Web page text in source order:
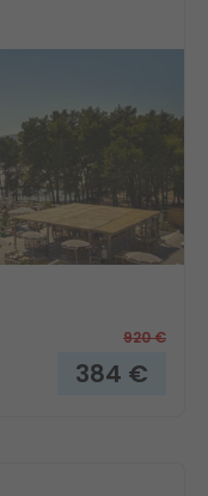
920€
384 €